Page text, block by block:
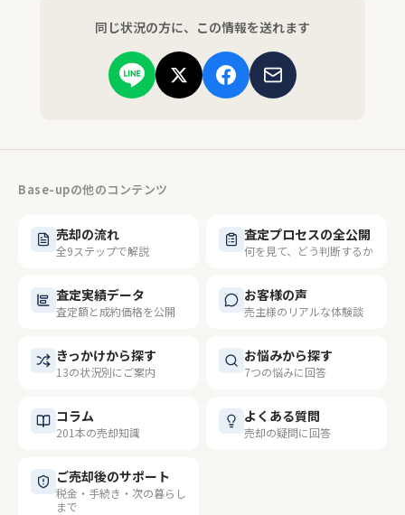
同じ状況の方に、この情報を送れます
Base-upの他のコンテンツ
売却の流れ
全9ステップで解説
査定プロセスの全公開
何を見て、どう判断するか
査定実績データ
査定額と成約価格を公開
お客様の声
売主様のリアルな体験談
きっかけから探す
13の状況別にご案内
お悩みから探す
7つの悩みに回答
コラム
201本の売却知識
よくある質問
売却の疑問に回答
ご売却後のサポート
税金・手続き・次の暮らし
まで